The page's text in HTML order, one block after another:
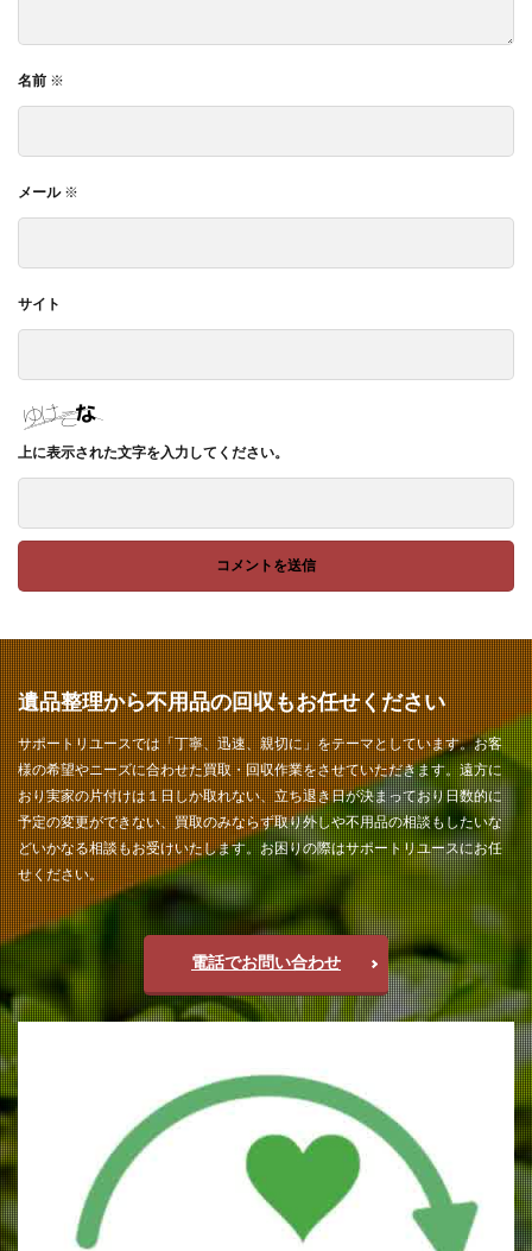
名前 ※
メール ※
サイト
上に表示された文字を入力してください。
遺品整理から不用品の回収もお任せください
サポートリユースでは「丁寧、迅速、親切に」をテーマとしています。お客
様の希望やニーズに合わせた買取・回収作業をさせていただきます。遠方に
おり実家の片付けは１日しか取れない、立ち退き日が決まっており日数的に
予定の変更ができない、買取のみならず取り外しや不用品の相談もしたいな
どいかなる相談もお受けいたします。お困りの際はサポートリユースにお任
せください。
電話でお問い合わせ